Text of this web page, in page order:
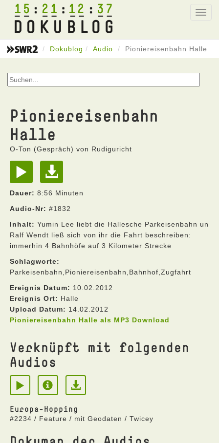
15 21 12 37
Dokublog Audio Pioniereisenbahn Halle
Pioniereisenbahn
Halle
O-Ton (Gespräch) von Rudiguricht
Dauer: 8:56 Minuten
Audio-Nr: #1832
Inhalt: Yumin Lee liebt die Hallesche Parkeisenbahn un
Ralf Wendt ließ sich von ihr die Fahrt beschreiben:
immerhin 4 Bahnhöfe auf 3 Kilometer Strecke
Schlagworte:
Parkeisenbahn,Pioniereisenbahn,Bahnhof,Zugfahrt
Ereignis Datum: 10.02.2012
Ereignis Ort: Halle
Upload Datum: 14.02.2012
Pioniereisenbahn Halle als MP3 Download
Verknüpft mit folgenden
Audios
Europa-Hopping
#2234 / Feature / mit Geodaten / Twicey